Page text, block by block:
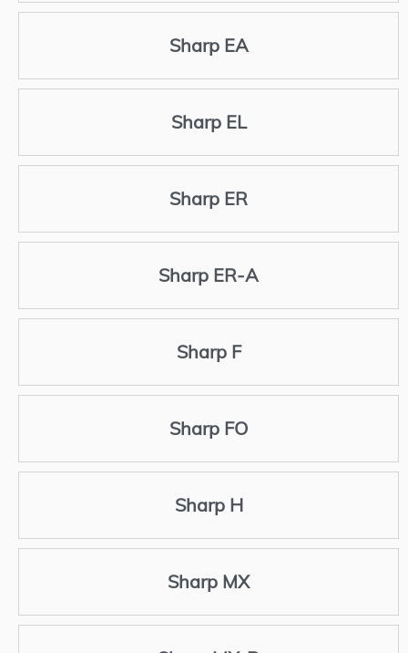
Sharp EA
Sharp EL
Sharp ER
Sharp ER-A
Sharp F
Sharp FO
Sharp H
Sharp MX